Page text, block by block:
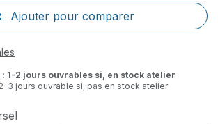
Ajouter pour comparer
: 1-2 jours ouvrables si, en stock atelier
3 jours ouvrable si, pas en stock atelier